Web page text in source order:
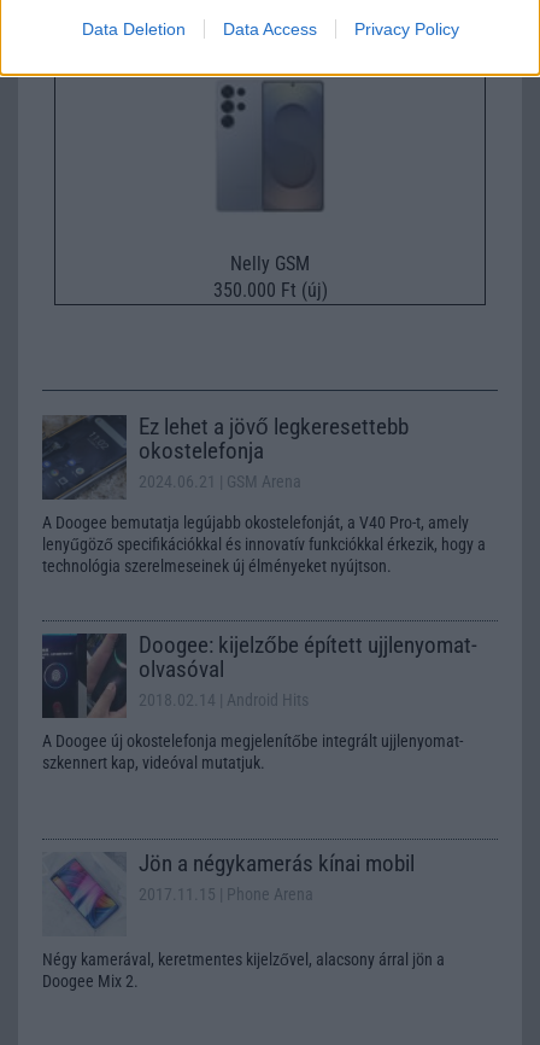
Data Deletion Data Access Privacy Policy
Samsung Galaxy S26 Ultra
Nelly GSM
350.000 Ft (új)
Ez lehet a jövő legkeresettebb
okostelefonja
2024.06.21 | GSM Arena
A Doogee bemutatja legújabb okostelefonját, a V40 Pro-t, amely
lenyűgöző specifikációkkal és innovatív funkciókkal érkezik, hogy a
technológia szerelmeseinek új élményeket nyújtson.
Doogee: kijelzőbe épített ujjlenyomat-
olvasóval
2018.02.14 | Android Hits
A Doogee új okostelefonja megjelenítőbe integrált ujjlenyomat-
szkennert kap, videóval mutatjuk.
Jön a négykamerás kínai mobil
2017.11.15 | Phone Arena
Négy kamerával, keretmentes kijelzővel, alacsony árral jön a
Doogee Mix 2.